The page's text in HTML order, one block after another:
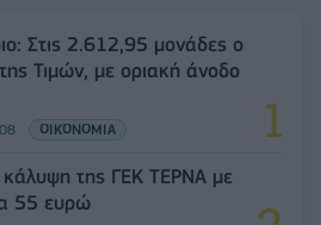
Στις 2.612,95 μονάδες ο
Τιμών, με οριακή άνοδο
ΟΙΚΟΝΟΜΙΑ
κάλυψη της ΓΕΚ ΤΕΡΝΑ με
55 ευρώ